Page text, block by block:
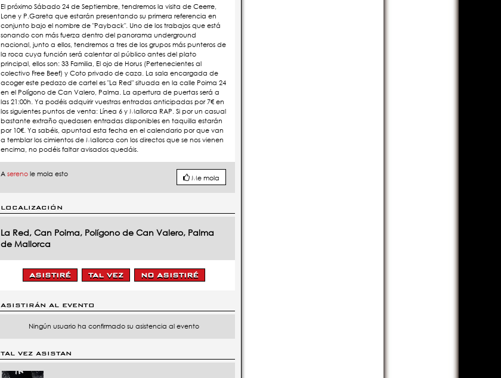
El próximo Sábado 24 de Septiembre, tendremos la visita de Ceerre,
Lone y P.Gareta que estarán presentando su primera referencia en
conjunto bajo el nombre de "Payback". Uno de los trabajos que está
sonando con más fuerza dentro del panorama underground
nacional, junto a ellos, tendremos a tres de los grupos más punteros de
la roca cuya función será calentar al público antes del plato
principal, ellos son: 33 Familia, El ojo de Horus (Pertenecientes al
colectivo Free Beef) y Coto privado de caza. La sala encargada de
acoger este pedazo de cartel es "La Red" situada en la calle Poima 24
en el Polígono de Can Valero, Palma. La apertura de puertas será a
las 21:00h. Ya podéis adquirir vuestras entradas anticipadas por 7€ en
los siguientes puntos de venta: Línea 6 y Mallorca RAP. Si por un casual
bastante extraño quedasen entradas disponibles en taquilla estarán
por 10€. Ya sabéis, apuntad esta fecha en el calendario por que van
a temblar los cimientos de Mallorca con los directos que se nos vienen
encima, no podéis faltar avisados quedáis.
Aserenole mola esto Me mola
LOCALIZACIÓN
La Red, Can Poima, Polígono de Can Valero, Palma
de Mallorca
ASISTIRÁN AL EVENTO
Ningún usuario ha confirmado su asistencia al evento
TAL VEZ ASISTAN